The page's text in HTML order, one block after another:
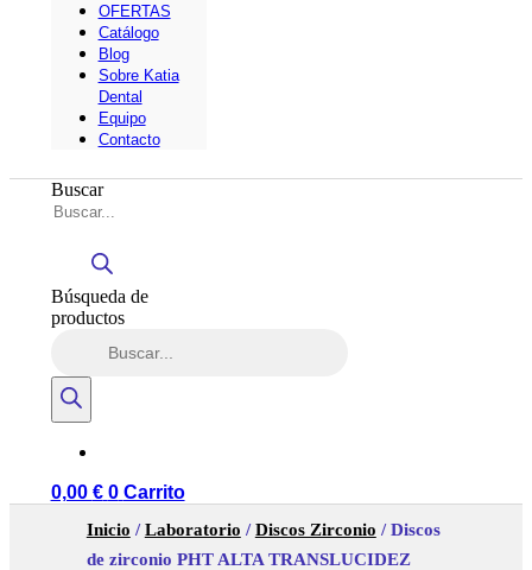
OFERTAS
Catálogo
Blog
Sobre Katia
Dental
Equipo
Contacto
Buscar
Búsqueda de
productos
0,00 € 0 Carrito
Inicio /Laboratorio /Discos Zirconio / Discos
de zirconio PHT ALTA TRANSLUCIDEZ